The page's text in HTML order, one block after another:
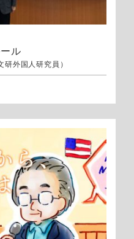
ル
外国人研究員）